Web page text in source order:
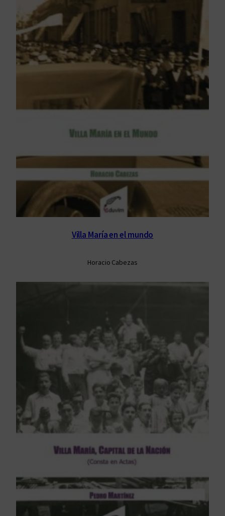
Villa María en el mundo
Horacio Cabezas